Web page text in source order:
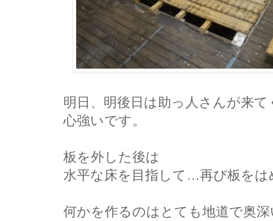
明日、明後日は助っ人さんが来
心強いです。
板を外した後は
水平な床を目指して…再び板をは
何かを作るのはとても地道で奥